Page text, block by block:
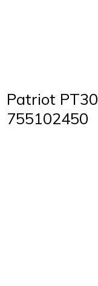
Patriot PT30
755102450